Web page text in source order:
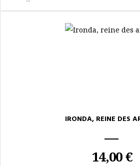
IRONDA, REINE DES
14,00 €